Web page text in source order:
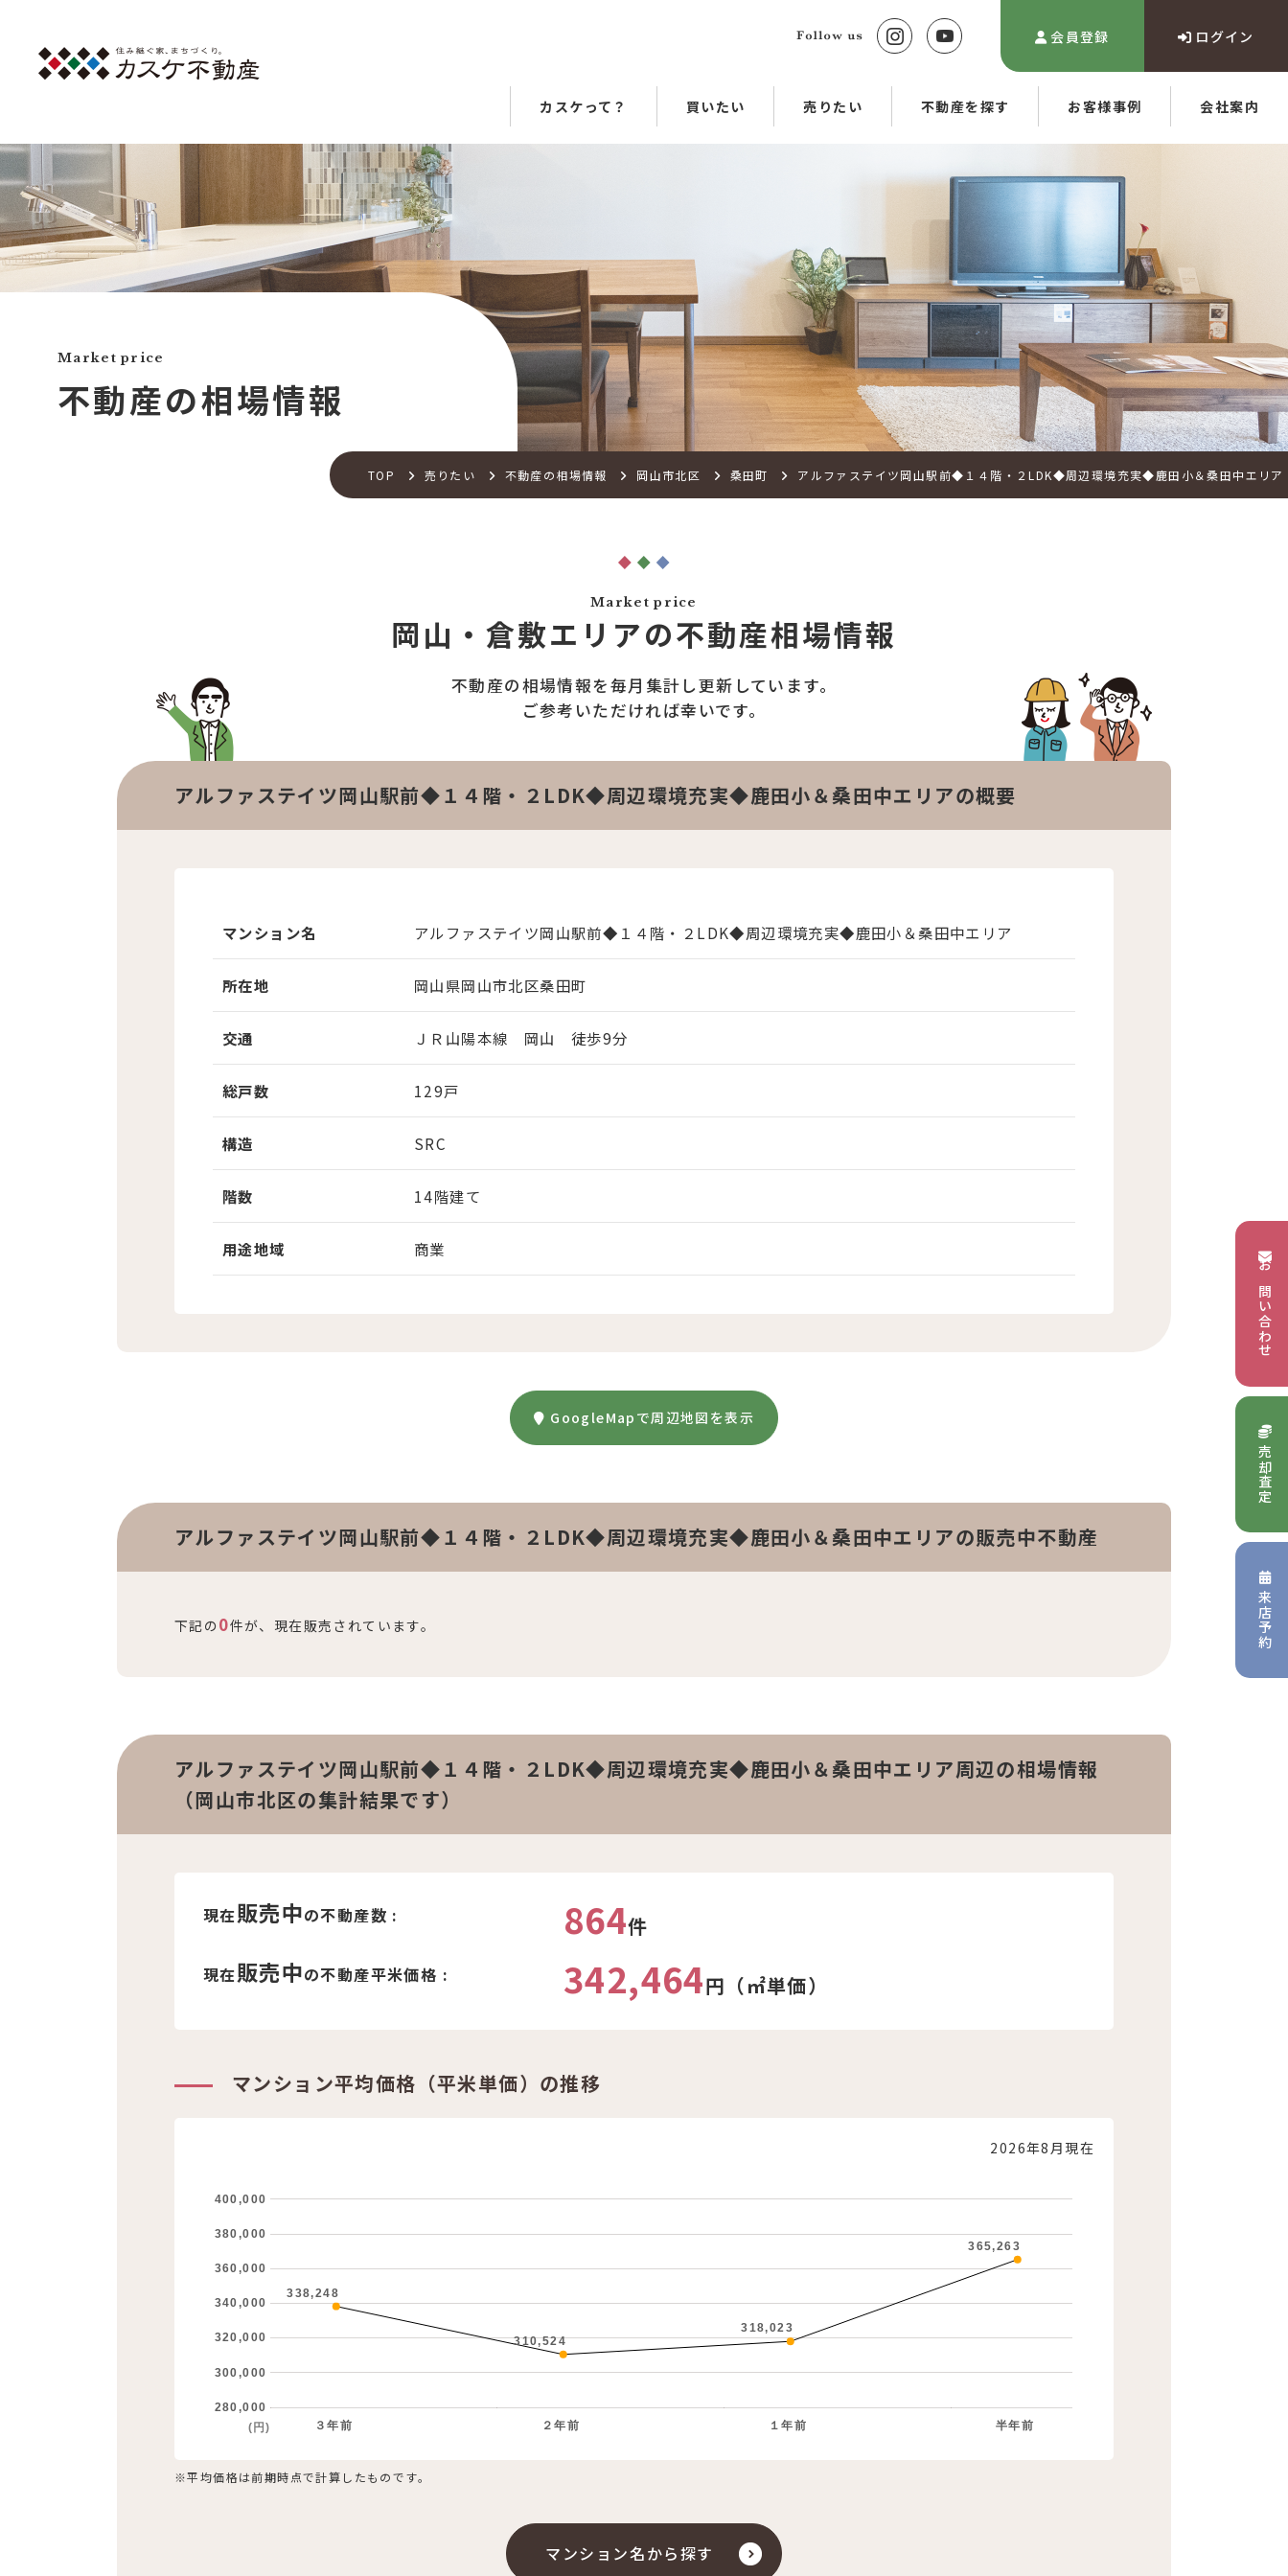
会員登録 ログイン
カスケって？ 買いたい 売りたい 不動産を探す お客様事例 会社案内
TOP 売りたい 不動産の相場情報 岡山市北区 桑田町 アルファステイツ岡山駅前◆１４階・２LDK◆周辺環境充実◆鹿田小＆桑田中エリア
Market price
不動産の相場情報
Market price
岡山・倉敷エリアの不動産相場情報
不動産の相場情報を毎月集計し更新しています。
ご参考いただければ幸いです。
アルファステイツ岡山駅前◆１４階・２LDK◆周辺環境充実◆鹿田小＆桑田中エリアの概要
マンション名 アルファステイツ岡山駅前◆１４階・２LDK◆周辺環境充実◆鹿田小＆桑田中エリア
所在地 岡山県岡山市北区桑田町
交通 ＪＲ山陽本線 岡山 徒歩9分
総戸数 129戸
構造 SRC
階数 14階建て
用途地域 商業
GoogleMapで周辺地図を表示
アルファステイツ岡山駅前◆１４階・２LDK◆周辺環境充実◆鹿田小＆桑田中エリアの販売中不動産
下記の 0件が、現在販売されています。
アルファステイツ岡山駅前◆１４階・２LDK◆周辺環境充実◆鹿田小＆桑田中エリア周辺の相場情報
（岡山市北区の集計結果です）
現在販売中の不動産数 : 864件
現在販売中の不動産平米価格 : 342,464円（㎡単価）
マンション平均価格（平米単価）の推移
2026年8月現在
３年前 ２年前 １年前 半年前
280,000
300,000
320,000
340,000
360,000
380,000
400,000
338,248
310,524
318,023
365,263
(円)
※平均価格は前期時点で計算したものです。
マンション名から探す
お問い合わせ
売却査定
来店予約